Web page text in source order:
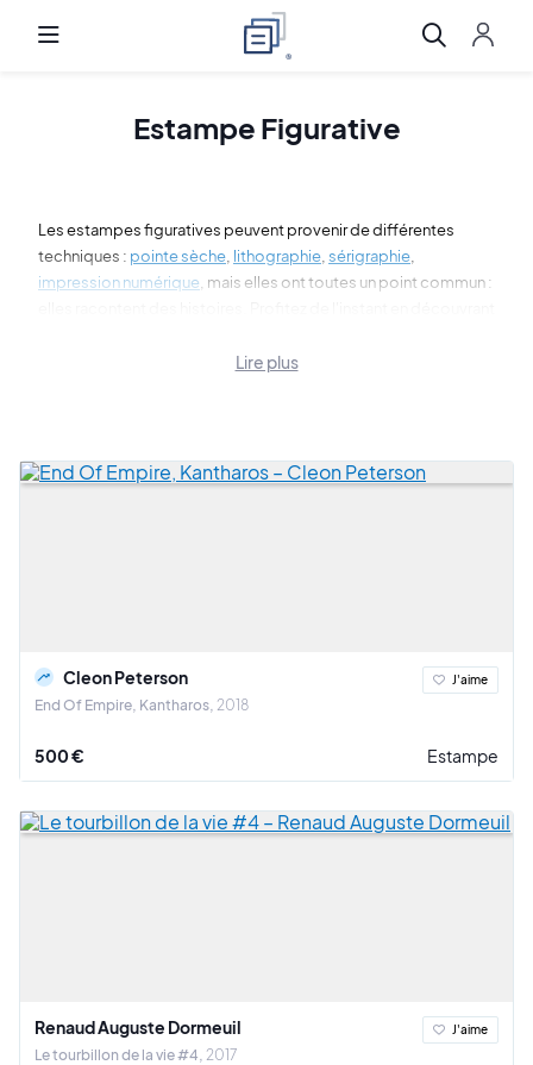
Estampe Figurative
Les estampes figuratives peuvent provenir de différentes
techniques : pointe sèche lithographie sérigraphie
impression numérique , mais elles ont toutes un point commun :
l'art moderne et contemporain.Lire plus
Cleon Peterson
End Of Empire, Kantharos 2018
J'aime
500 € Estampe
Renaud Auguste Dormeuil
Le tourbillon de la vie #4 2017
J'aime